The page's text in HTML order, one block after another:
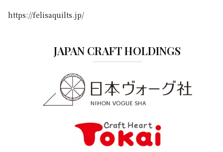
https://felisaquilts.jp/
JAPAN CRAFT HOLDINGS